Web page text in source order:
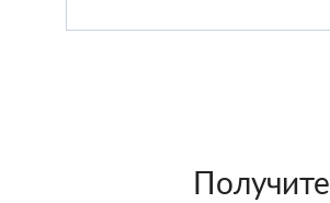
Получите